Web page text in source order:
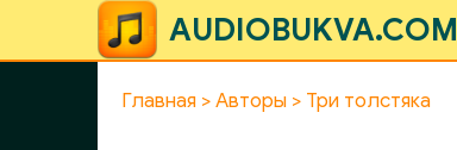
AUDIOBUKVA.COM
Главная Авторы Три толстяка